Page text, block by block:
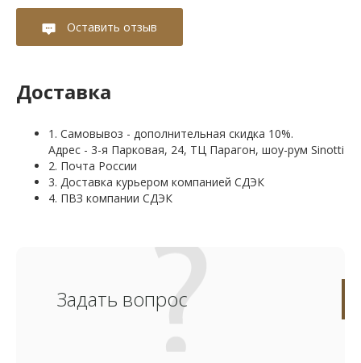
Оставить отзыв
Доставка
1. Самовывоз - дополнительная скидка 10%.
Адрес - 3-я Парковая, 24, ТЦ Парагон, шоу-рум Sinotti
2. Почта России
3. Доставка курьером компанией СДЭК
4. ПВЗ компании СДЭК
Задать вопрос